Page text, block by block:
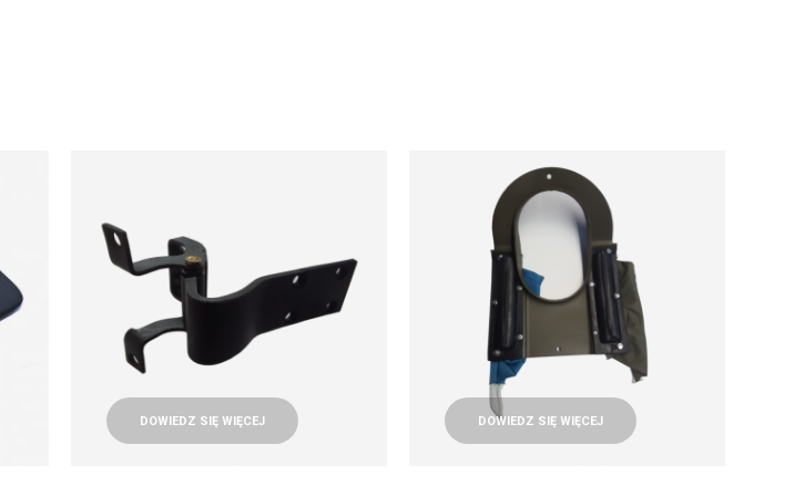
DOWIEDZ SIĘ WIĘCEJ DOWIEDZ SIĘ WIĘCEJ